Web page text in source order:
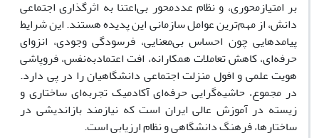
بر امتیازمحوری، و نظام عددمحور بی‌اعتنا به اثرگذاری اجتماعی
دانش، از مهم‌ترین عوامل سازمانی این پدیده هستند. این شرایط
پیامدهایی چون احساس بی‌معنایی، فرسودگی وجودی، انزوای
حرفه‌ای، کاهش تعاملات همکارانه، افت اعتمادبه‌نفس، فروپاشی
هویت علمی و افول منزلت اجتماعی دانشگاهیان را در پی دارد.
در مجموع، حاشیه‌گرایی حرفه‌ای آکادمیک تجربه‌ای ساختاری و
زیسته در آموزش عالی ایران است که نیازمند بازاندیشی در
ساختارها، فرهنگ دانشگاهی و نظام ارزیابی است.